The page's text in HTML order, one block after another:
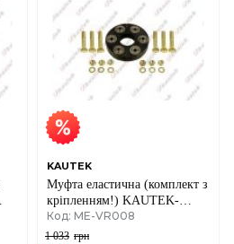
KAUTEK
Муфта еластична (комплект з
кріпленням!) KAUTEK-
Код: ME-VR008
1 033 грн